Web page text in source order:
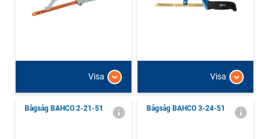
Visa Visa
Bågsåg BAHCO 2-21-51 Bågsåg BAHCO 3-24-51